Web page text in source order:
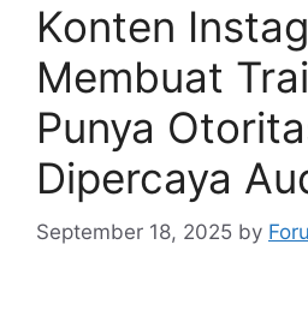
Konten
Membuat
Punya
Dipercaya
September 18, 2025 by